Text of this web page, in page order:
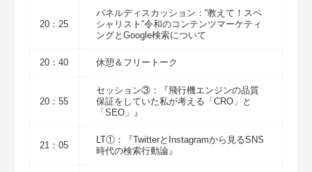
20：25
パネルディスカッション：“教えて！スペ
シャリスト”令和のコンテンツマーケティ
ングとGoogle検索について
20：40 休憩＆フリートーク
20：55
セッション③：『飛行機エンジンの品質
保証をしていた私が考える「CRO」と
「SEO」』
21：05
LT①：『TwitterとInstagramから見るSNS
時代の検索行動論』